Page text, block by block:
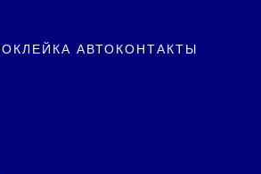
ОКЛЕЙКА АВТОКОНТАКТЫ